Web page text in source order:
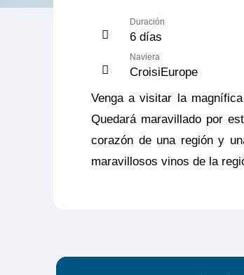
Duración
6 días
Naviera
CroisiEurope
Venga a visitar la
Quedará maravillado por
corazón de una región y
maravillosos vinos de la